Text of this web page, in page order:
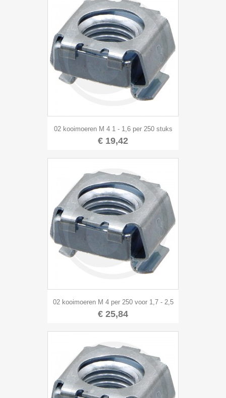
02 kooimoeren M 4 1 - 1,6 per 250 stuks
€ 19,42
02 kooimoeren M 4 per 250 voor 1,7 - 2,5
€ 25,84